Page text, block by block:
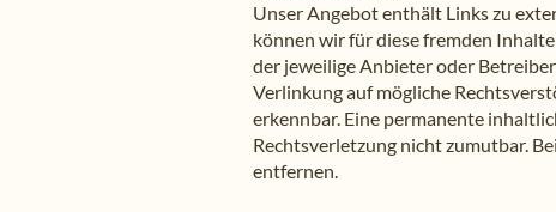
Unser Angebot enthält Links zu
können wir für diese fremden
der jeweilige Anbieter oder
Verlinkung auf mögliche
erkennbar. Eine permanente
Rechtsverletzung nicht zumutbar.
entfernen.